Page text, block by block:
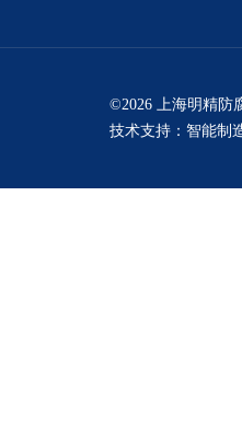
©2026 上海明精防
技术支持： 智能制